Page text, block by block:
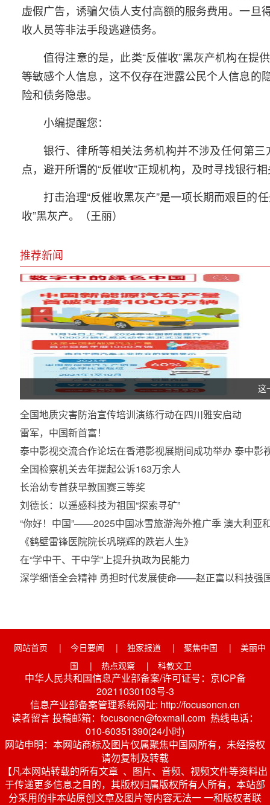
虚假广告，诱骗欠债人支付高额的服务费用。一
收人员等非法手段逃避债务。
值得注意的是，此类“反催收”黑灰产机构在
等敏感个人信息，这不仅存在泄露公民个人信息的
险和债务隐患。
小编提醒您：
银行、律所等相关法务机构并不涉及任何第
点，避开所谓的“反催收”正规机构，及时寻找银行
打击治理“反催收黑灰产”是一项长期而艰巨的
收”黑灰产。（王丽）
推荐新闻
这
全国地质灾害防治宣传培训演练行动在四川雅安启动
雷军，中国新首富！
泰中影视交流合作论坛在香港影视展期间成功举办 泰中
全国检察机关去年提起公诉163万余人
长治幼专首获早教国赛三等奖
刘德长：以遥感科技为祖国“探索寻矿”
“你好！中国”——2025中国冰雪旅游海外推广季 澳大利亚
《鹤壁雷锋医院院长巩晓辉的跌岩人生》
在“学中干、干中学”上提升执政为民能力
深学细悟全会精神 勇担时代发展使命——赵正富以科技强
网站首页 | 今日要闻 | 独家报道 | 聚焦中国 |
美丽中
国
| 热点观察 | 科教文卫
中华人民共和国信息产业部备案/许可证号：京ICP备
20211030103号-3
信息产业部备案管理系统网址: http://focusoncn.cn
读者留言 投稿邮箱：focusoncn@foxmail.com 热线电话：
010-60351390(24小时)
网站申明：本网站商标及图片仅属聚焦中国网所有，未经授权
请勿复制及转载
【凡本网站转载的所有文章 、图片、音频、视频文件等资料出
于传递更多信息之目的，其版权归属版权所有人所有，本站部
分采用的非本站原创文章及图片等内容无法一 一和版权者联